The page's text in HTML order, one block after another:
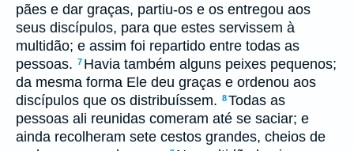
pães e dar graças, partiu-os e os entregou aos
seus discípulos, para que estes servissem à
multidão; e assim foi repartido entre todas as
pessoas. 7 Havia também alguns peixes pequenos;
da mesma forma Ele deu graças e ordenou aos
discípulos que os distribuíssem. 8Todas as
pessoas ali reunidas comeram até se saciar; e
ainda recolheram sete cestos grandes, cheios de